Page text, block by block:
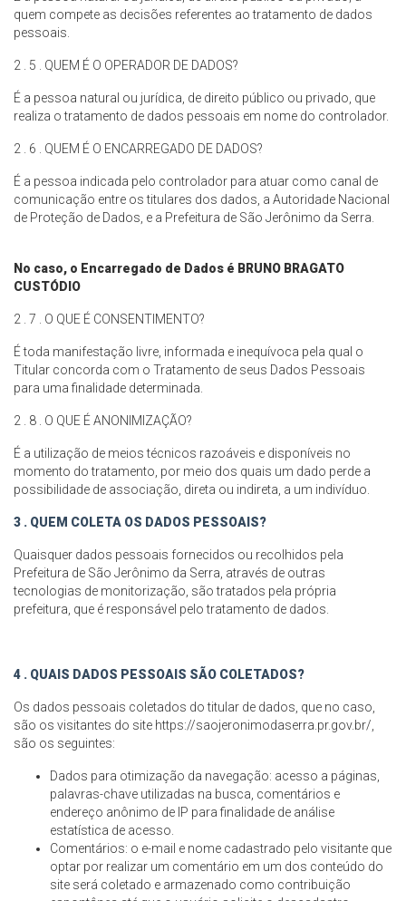
quem compete as decisões referentes ao tratamento de dados
pessoais.
2 . 5 . QUEM É O OPERADOR DE DADOS?
É a pessoa natural ou jurídica, de direito público ou privado, que
realiza o tratamento de dados pessoais em nome do controlador.
2 . 6 . QUEM É O ENCARREGADO DE DADOS?
É a pessoa indicada pelo controlador para atuar como canal de
comunicação entre os titulares dos dados, a Autoridade Nacional
de Proteção de Dados, e a Prefeitura de São Jerônimo da Serra.
No caso, o Encarregado de Dados é BRUNO BRAGATO
CUSTÓDIO
2 . 7 . O QUE É CONSENTIMENTO?
É toda manifestação livre, informada e inequívoca pela qual o
Titular concorda com o Tratamento de seus Dados Pessoais
para uma finalidade determinada.
2 . 8 . O QUE É ANONIMIZAÇÃO?
É a utilização de meios técnicos razoáveis e disponíveis no
momento do tratamento, por meio dos quais um dado perde a
possibilidade de associação, direta ou indireta, a um indivíduo.
3 . QUEM COLETA OS DADOS PESSOAIS?
Quaisquer dados pessoais fornecidos ou recolhidos pela
Prefeitura de São Jerônimo da Serra, através de outras
tecnologias de monitorização, são tratados pela própria
prefeitura, que é responsável pelo tratamento de dados.
4 . QUAIS DADOS PESSOAIS SÃO COLETADOS?
Os dados pessoais coletados do titular de dados, que no caso,
são os visitantes do site https://saojeronimodaserra.pr.gov.br/,
são os seguintes:
Dados para otimização da navegação: acesso a páginas,
palavras-chave utilizadas na busca, comentários e
endereço anônimo de IP para finalidade de análise
estatística de acesso.
Comentários: o e-mail e nome cadastrado pelo visitante que
optar por realizar um comentário em um dos conteúdo do
site será coletado e armazenado como contribuição